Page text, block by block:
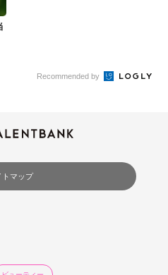
Recommended by
トマップ